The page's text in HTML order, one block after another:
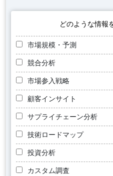
どのような情報
市場規模・予測
競合分析
市場参入戦略
顧客インサイト
サプライチェーン分析
技術ロードマップ
投資分析
カスタム調査